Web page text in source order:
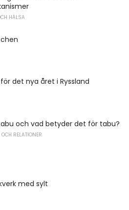
HÄLSA
det nya året i Ryssland
och vad betyder det för tabu?
RELATIONER
med sylt